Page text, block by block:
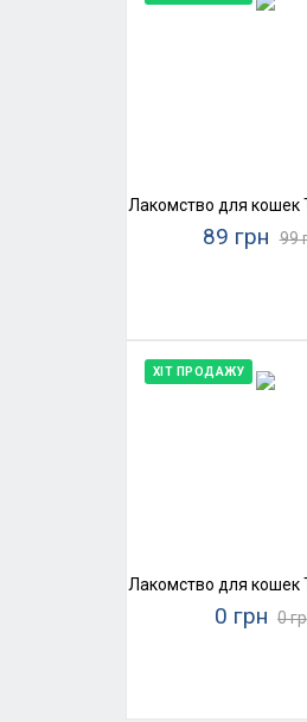
Лакомство для кошек
89 грн 99
ХІТ ПРОДАЖУ
Лакомство для кошек
0 грн 0